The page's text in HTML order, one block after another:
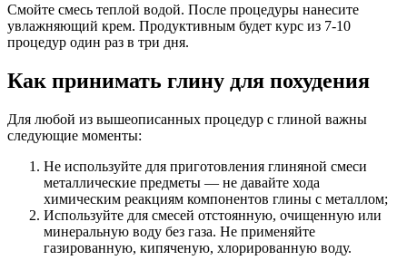
Смойте смесь теплой водой. После процедуры нанесите
увлажняющий крем. Продуктивным будет курс из 7-10
процедур один раз в три дня.
Как принимать глину для похудения
Для любой из вышеописанных процедур с глиной важны
следующие моменты:
Не используйте для приготовления глиняной смеси
металлические предметы — не давайте хода
химическим реакциям компонентов глины с металлом;
Используйте для смесей отстоянную, очищенную или
минеральную воду без газа. Не применяйте
газированную, кипяченую, хлорированную воду.